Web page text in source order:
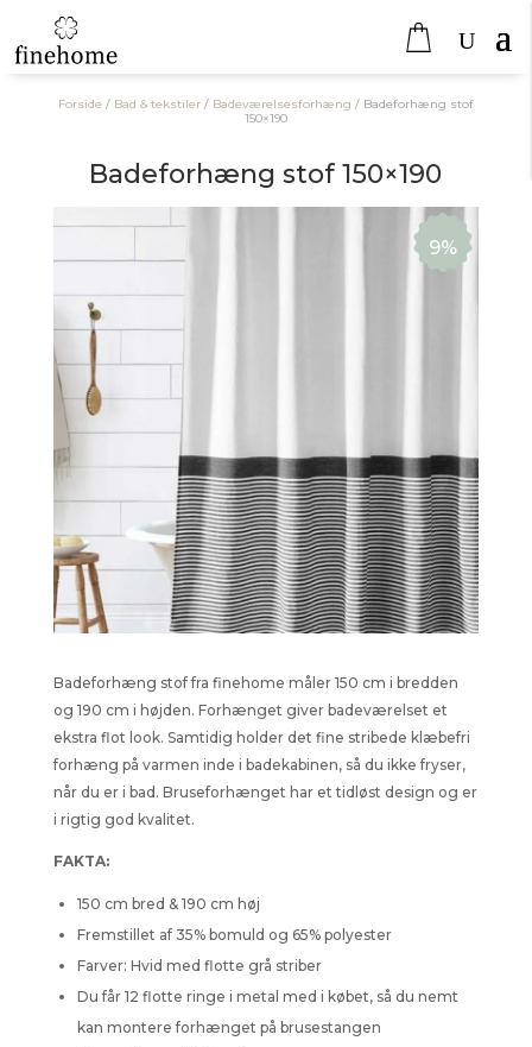
Forside/ Bad & tekstiler/ Badeværelsesforhæng / Badeforhæng stof
150×190
Badeforhæng stof 150×190
9%
Badeforhæng stof fra finehome måler 150 cm i bredden
og 190 cm i højden. Forhænget giver badeværelset et
ekstra flot look. Samtidig holder det fine stribede klæbefri
forhæng på varmen inde i badekabinen, så du ikke fryser,
når du er i bad. Bruseforhænget har et tidløst design og er
i rigtig god kvalitet.
FAKTA:
150 cm bred & 190 cm høj
Fremstillet af 35% bomuld og 65% polyester
Farver: Hvid med flotte grå striber
Du får 12 flotte ringe i metal med i købet, så du nemt
kan montere forhænget på brusestangen